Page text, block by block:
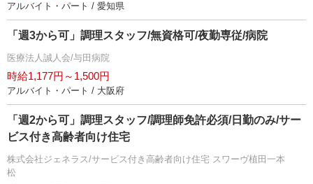
アルバイト・パート / 愛知県
「週3から可」調理スタッフ/無資格可/夜勤専従/病院
医療法人誠人会/与田病院
時給1,177円～1,500円
アルバイト・パート / 大阪府
「週2から可」調理スタッフ/調理師免許必須/日勤のみ/サー
ビス付き高齢者向け住宅
株式会社ジェネラス/サービス付き高齢者向け住宅 スワーヴ植田一本
松